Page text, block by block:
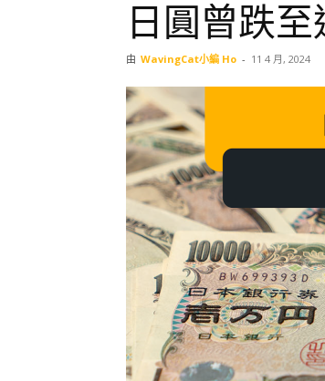
日圓曾跌
由 WavingCat小編 Ho - 11 4 月, 2024